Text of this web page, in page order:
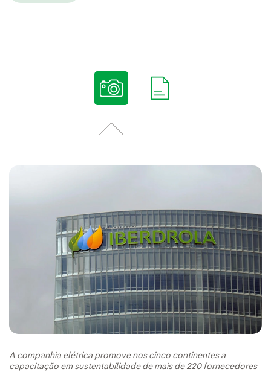
A companhia elétrica promove nos cinco continentes a
capacitação em sustentabilidade de mais de 220 fornecedores